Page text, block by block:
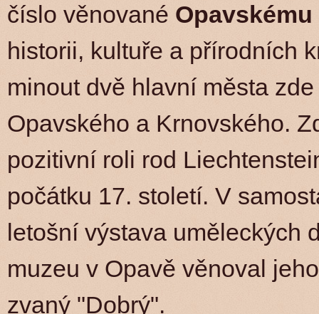
číslo věnované
historii, kultuře a přírodních
minout dvě hlavní města
Opavského a Krnovského.
pozitivní roli rod
počátku 17. století. V
letošní výstava uměleckých
muzeu v Opavě věnoval
zvaný "Dobrý".